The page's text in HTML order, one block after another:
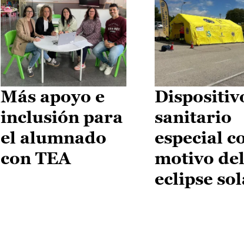
Más apoyo e
inclusión para
el alumnado
con TEA
sanitario
especial
motivo del
eclipse